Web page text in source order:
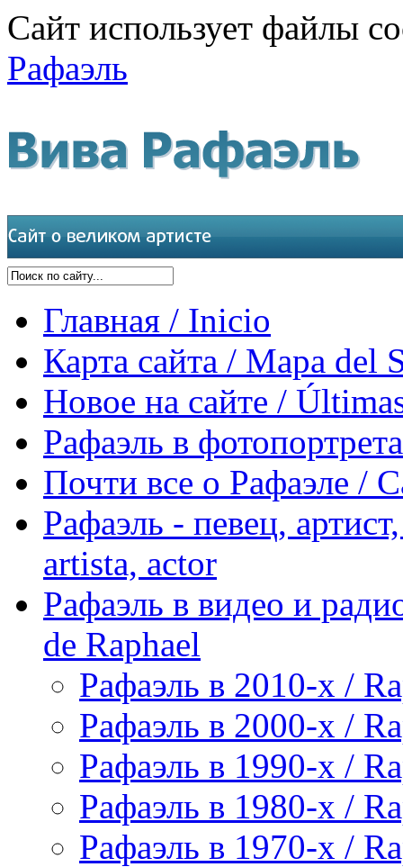
Сайт использует файлы
Рафаэль
Главная / Inicio
Карта сайта / Mapa del
Новое на сайте /
Рафаэль в
Почти все о Рафаэле /
Рафаэль - певец,
artista, actor
Рафаэль в видео и
de Raphael
Рафаэль в 2010-х /
Рафаэль в 2000-х /
Рафаэль в 1990-х /
Рафаэль в 1980-х /
Рафаэль в 1970-х /